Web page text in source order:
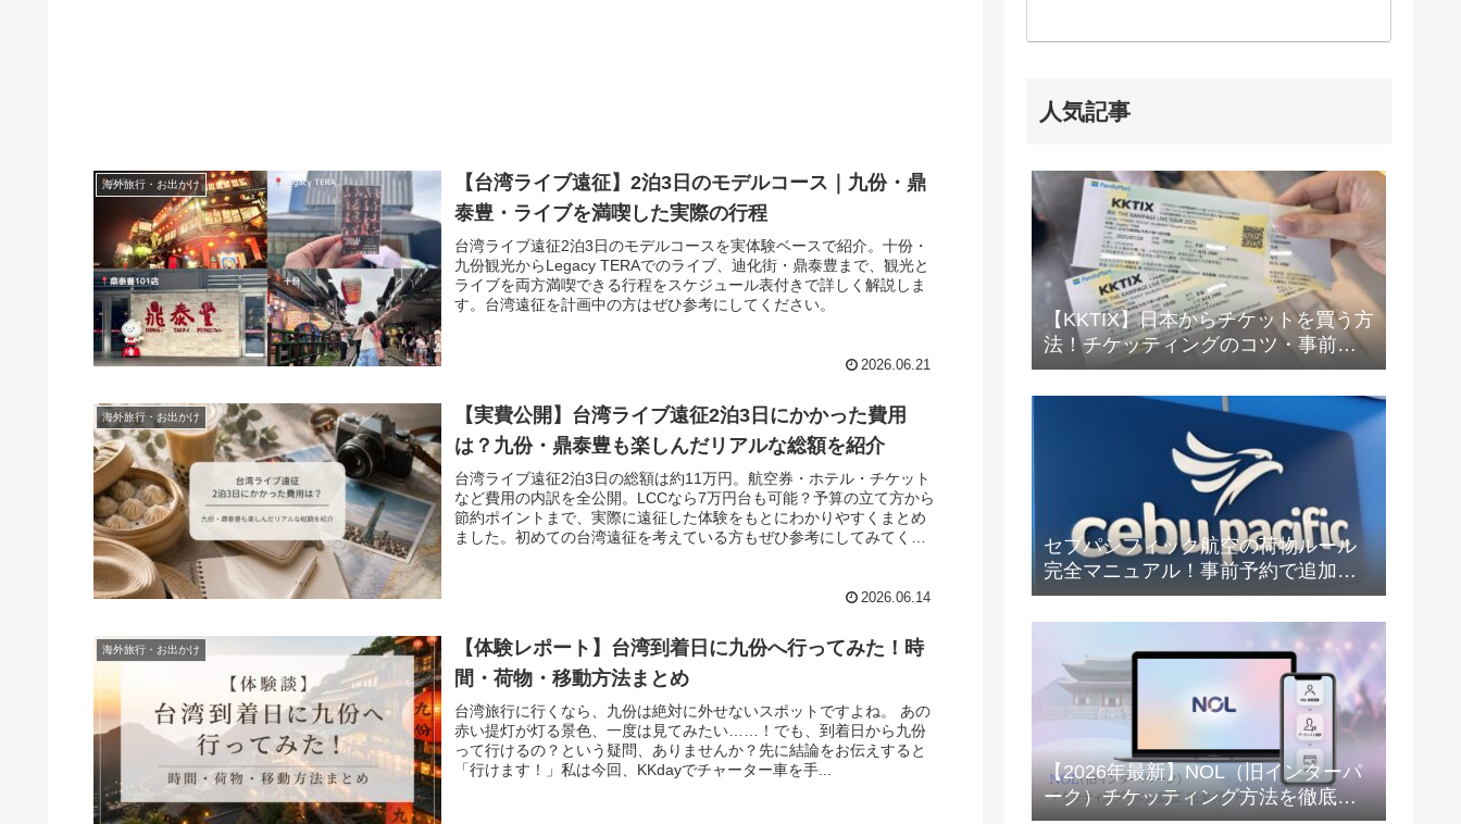
海外旅行・お出かけ
【台湾ライブ遠征】2泊3日のモデルコース｜九份・鼎
泰豊・ライブを満喫した実際の行程
台湾ライブ遠征2泊3日のモデルコースを実体験ベースで紹介。十份・
九份観光からLegacy TERAでのライブ、迪化街・鼎泰豊まで、観光と
ライブを両方満喫できる行程をスケジュール表付きで詳しく解説しま
す。台湾遠征を計画中の方はぜひ参考にしてください。
2026.06.21
海外旅行・お出かけ
【実費公開】台湾ライブ遠征2泊3日にかかった費用
は？九份・鼎泰豊も楽しんだリアルな総額を紹介
台湾ライブ遠征2泊3日の総額は約11万円。航空券・ホテル・チケット
など費用の内訳を全公開。LCCなら7万円台も可能？予算の立て方から
節約ポイントまで、実際に遠征した体験をもとにわかりやすくまとめ
ました。初めての台湾遠征を考えている方もぜひ参考にしてみてくだ
2026.06.14
海外旅行・お出かけ
【体験レポート】台湾到着日に九份へ行ってみた！時
間・荷物・移動方法まとめ
台湾旅行に行くなら、九份は絶対に外せないスポットですよね。 あの
赤い提灯が灯る景色、一度は見てみたい……！でも、到着日から九份
って行けるの？という疑問、ありませんか？先に結論をお伝えすると
「行けます！」私は今回、KKdayでチャーター車を手...
人気記事
【KKTIX】日本からチケットを買う方
法！チケッティングのコツ・事前準
備も解説
セブパシフィック航空の荷物ルール
完全マニュアル！事前予約で追加料
金を回避しよう
【2026年最新】NOL（旧インターパ
ーク）チケッティング方法を徹底解